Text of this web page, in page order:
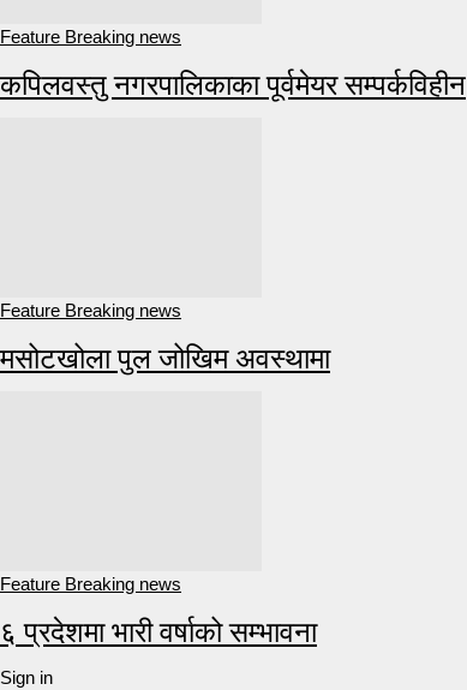
Feature Breaking news
कपिलवस्तु नगरपालिकाका पूर्वमेयर सम्पर्कविहीन
Feature Breaking news
मसोटखोला पुल जोखिम अवस्थामा
Feature Breaking news
६ प्रदेशमा भारी वर्षाको सम्भावना
Sign in